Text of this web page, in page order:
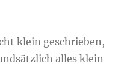
klein geschrieben,
alles klein